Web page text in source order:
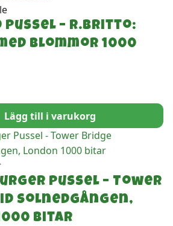
Pussel – R.Britto:
blommor 1000
Lägg till i varukorg
Pussel – Tower
solnedgången,
bitar